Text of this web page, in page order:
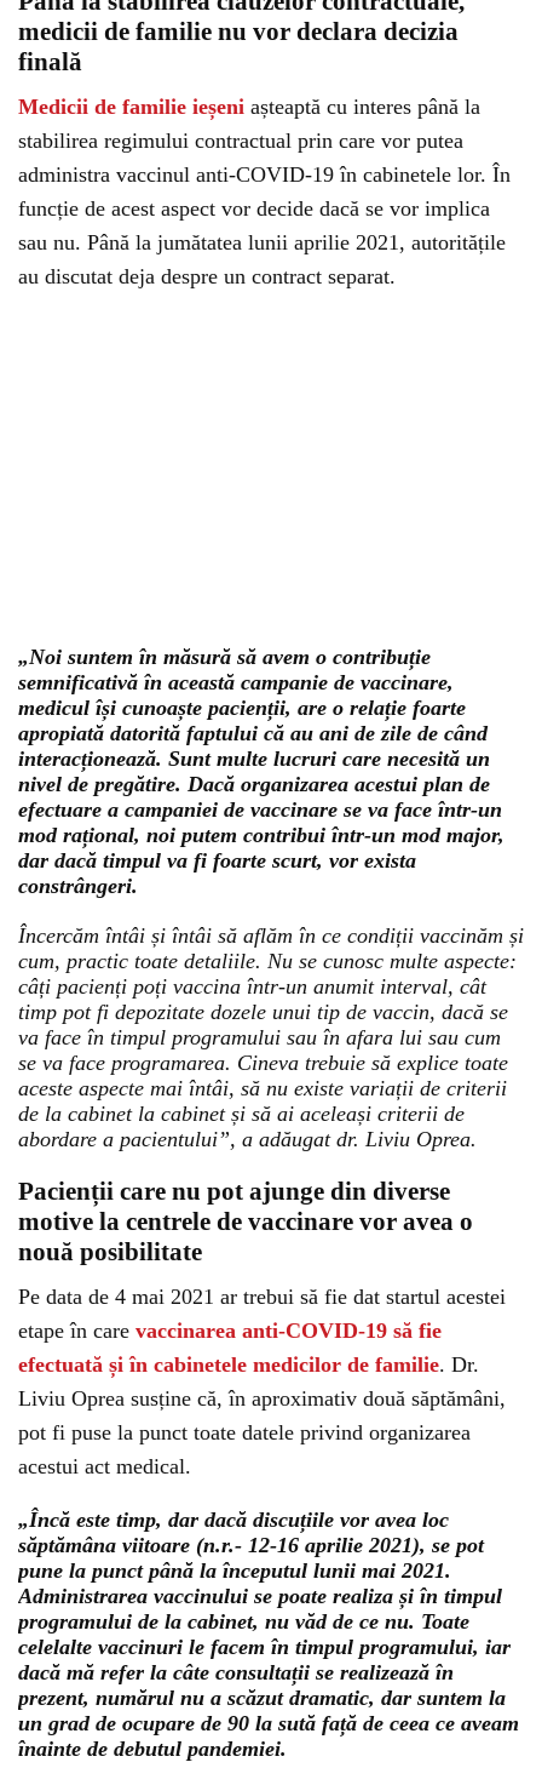
medicii de familie nu vor declara decizia
finală
Medicii de familie ieșeni așteaptă cu interes până la
stabilirea regimului contractual prin care vor putea
administra vaccinul anti-COVID-19 în cabinetele lor. În
funcție de acest aspect vor decide dacă se vor implica
sau nu. Până la jumătatea lunii aprilie 2021, autoritățile
au discutat deja despre un contract separat.
„Noi suntem în măsură să avem o contribuție
semnificativă în această campanie de vaccinare,
medicul își cunoaște pacienții, are o relație foarte
apropiată datorită faptului că au ani de zile de când
interacționează. Sunt multe lucruri care necesită un
nivel de pregătire. Dacă organizarea acestui plan de
efectuare a campaniei de vaccinare se va face într-un
mod rațional, noi putem contribui într-un mod major,
dar dacă timpul va fi foarte scurt, vor exista
constrângeri.
Încercăm întâi și întâi să aflăm în ce condiții vaccinăm și
cum, practic toate detaliile. Nu se cunosc multe aspecte:
câți pacienți poți vaccina într-un anumit interval, cât
timp pot fi depozitate dozele unui tip de vaccin, dacă se
va face în timpul programului sau în afara lui sau cum
se va face programarea. Cineva trebuie să explice toate
aceste aspecte mai întâi, să nu existe variații de criterii
de la cabinet la cabinet și să ai aceleași criterii de
abordare a pacientului”, a adăugat dr. Liviu Oprea.
Pacienții care nu pot ajunge din diverse
motive la centrele de vaccinare vor avea o
nouă posibilitate
Pe data de 4 mai 2021 ar trebui să fie dat startul acestei
etape în care vaccinarea anti-COVID-19 să fie
efectuată și în cabinetele medicilor de familie. Dr.
Liviu Oprea susține că, în aproximativ două săptămâni,
pot fi puse la punct toate datele privind organizarea
acestui act medical.
„Încă este timp, dar dacă discuțiile vor avea loc
săptămâna viitoare (n.r.- 12-16 aprilie 2021), se pot
pune la punct până la începutul lunii mai 2021.
Administrarea vaccinului se poate realiza și în timpul
programului de la cabinet, nu văd de ce nu. Toate
celelalte vaccinuri le facem în timpul programului, iar
dacă mă refer la câte consultații se realizează în
prezent, numărul nu a scăzut dramatic, dar suntem la
un grad de ocupare de 90 la sută față de ceea ce aveam
înainte de debutul pandemiei.